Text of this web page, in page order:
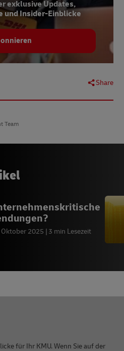
exklusive Updates,
und Insider-Einblicke
Share
Team
Oktober 2025 3 min Lesezeit
für Ihr KMU. Wenn Sie auf der